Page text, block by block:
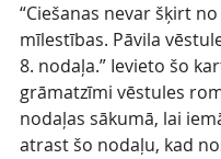
“Ciešanas nevar šķirt
mīlestības. Pāvila
8. nodaļa.” Ievieto šo
grāmatzīmi vēstules
nodaļas sākumā, lai
atrast šo nodaļu, kad